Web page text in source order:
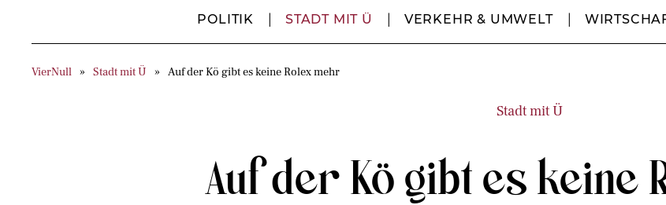
POLITIK STADT MIT Ü VERKEHR & UMWELT
VierNull Stadt mit Ü Auf der Kö gibt es keine Rolex mehr
Stadt mit Ü
Auf der Kö gibt es keine